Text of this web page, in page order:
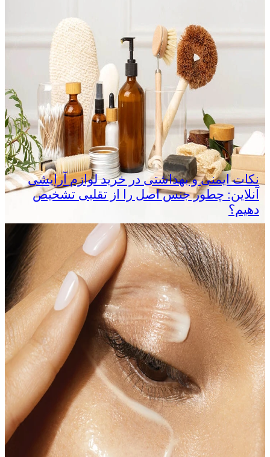
نکات ایمنی و بهداشتی در خرید لوازم آرایشی
آنلاین: چطور جنس اصل را از تقلبی تشخیص
دهیم؟